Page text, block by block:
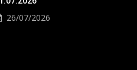
26/07/2026